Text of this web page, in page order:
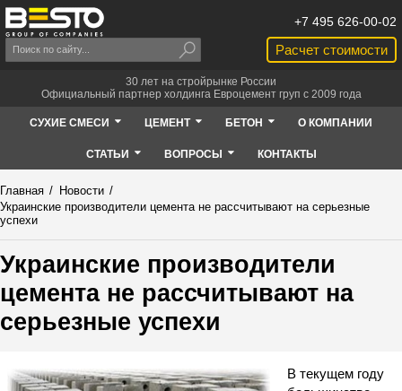
Расчет стоимости
+7 495 626-00-02
30 лет на стройрынке России
Официальный партнер холдинга Евроцемент груп с 2009 года
СУХИЕ СМЕСИ ЦЕМЕНТ БЕТОН О КОМПАНИИ
СТАТЬИ ВОПРОСЫ КОНТАКТЫ
Главная / Новости /
Украинские производители цемента не рассчитывают на серьезные
успехи
Украинские производители
цемента не рассчитывают на
серьезные успехи
В текущем году